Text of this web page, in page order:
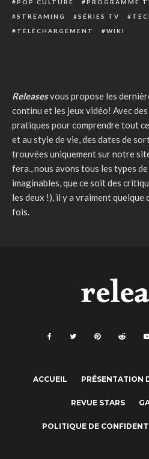
POP CULTURE
PROGRAMME
STREAMING
SÉRIES TV
TÉLÉCHARGEMENT
WIKI
Releasesvous propose les
continu et les jeux vidéo! Avec
pratiques pour comprendre tout
et au style de vie, des dates de
trouvées uniquement sur notre
fera., nous avons tous les types
imaginables, que ce soit des
les deux !), il y a vraiment quelque
fois.
ACCUEIL PRÉSENTATION
REVUE STARS
POLITIQUE DE